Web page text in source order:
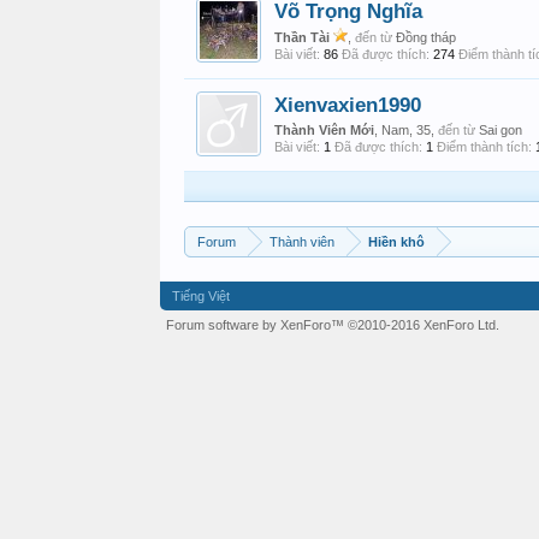
Võ Trọng Nghĩa
Thần Tài đến từ Đồng tháp
Bài viết: 86 Đã được thích: 274 Điểm thành
Xienvaxien1990
Thành Viên Mới , Nam, 35, đến từ Sai gon
Bài viết: 1 Đã được thích: 1 Điểm thành tích:
Forum Thành viên Hiền khô
Tiếng Việt
Forum software by XenForo™ ©2010-2016 XenForo Ltd.